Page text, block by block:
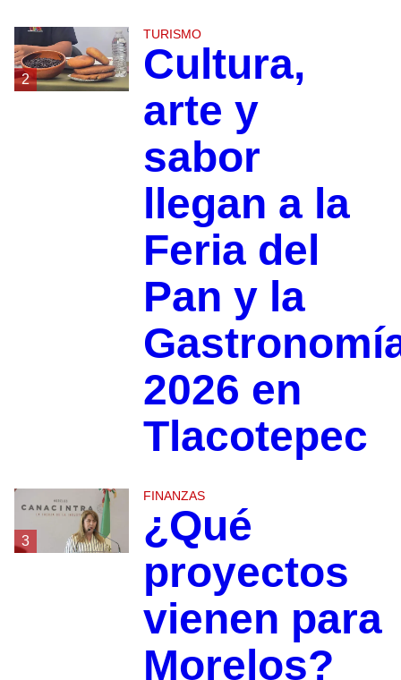
2
TURISMO
Cultura,
arte y
sabor
llegan a la
Feria del
Pan y la
2026 en
Tlacotepec
3
FINANZAS
¿Qué
proyectos
vienen para
Morelos?